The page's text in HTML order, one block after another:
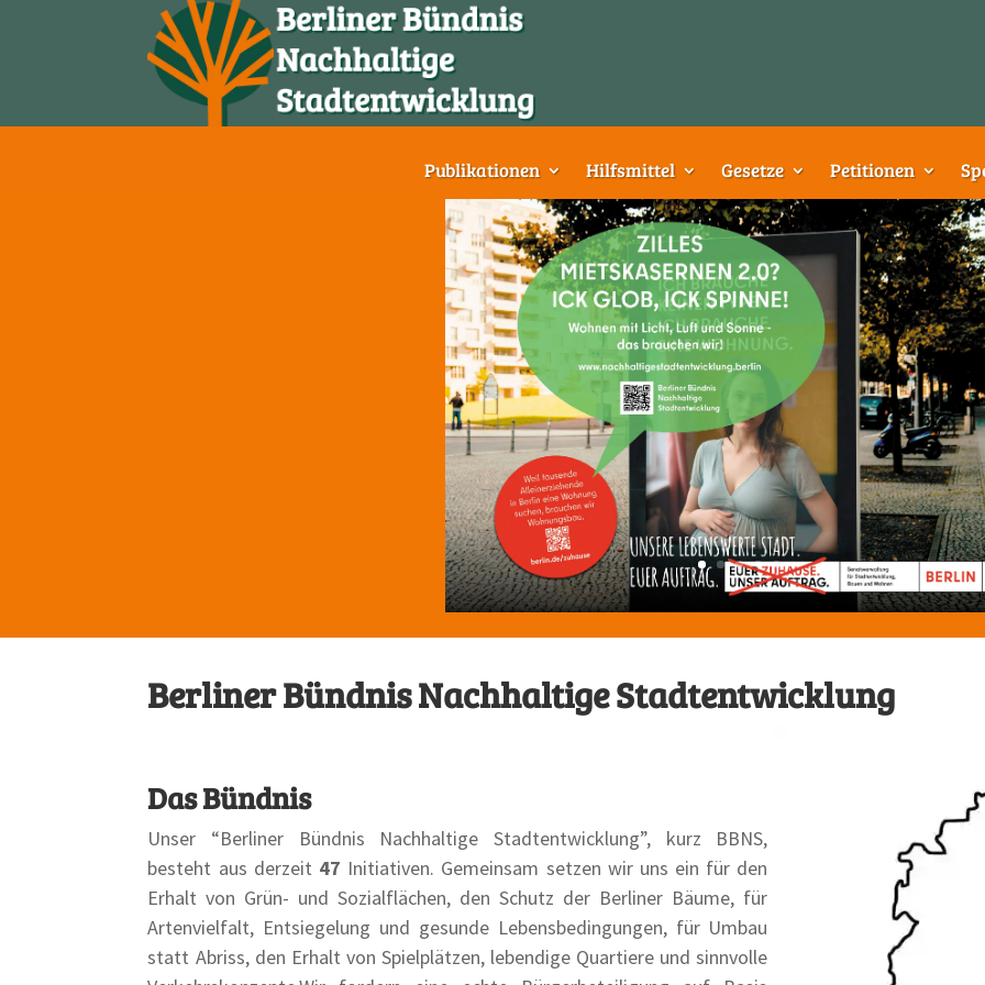
Publikationen Hilfsmittel Gesetze Petitionen
Berliner Bündnis Nachhaltige Stadtentwicklung
Das Bündnis
Unser “Berliner Bündnis Nachhaltige Stadtentwicklung”, kurz BBNS,
besteht aus derzeit 47 Initiativen. Gemeinsam setzen wir uns ein für den
Erhalt von Grün- und Sozialflächen, den Schutz der Berliner Bäume, für
Artenvielfalt, Entsiegelung und gesunde Lebensbedingungen, für Umbau
statt Abriss, den Erhalt von Spielplätzen, lebendige Quartiere und sinnvolle